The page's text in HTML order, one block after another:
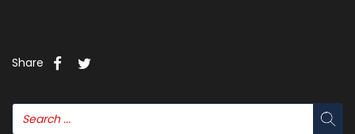
Share